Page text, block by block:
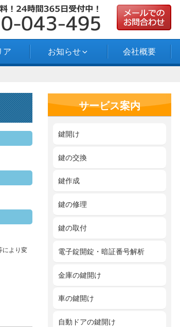
ア お知らせ 会社概要
により変
サービス案内
鍵開け
鍵の交換
鍵作成
鍵の修理
鍵の取付
電子錠開錠・暗証番号解析
金庫の鍵開け
車の鍵開け
自動ドアの鍵開け